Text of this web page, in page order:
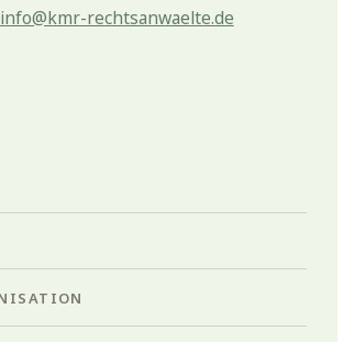
info@kmr-rechtsanwaelte.de